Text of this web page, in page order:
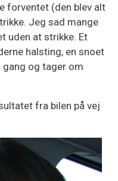
forventet (den blev alt
Jeg sad mange
uden at strikke. Et
halsting, en snoet
gang og tager om
fra bilen på vej